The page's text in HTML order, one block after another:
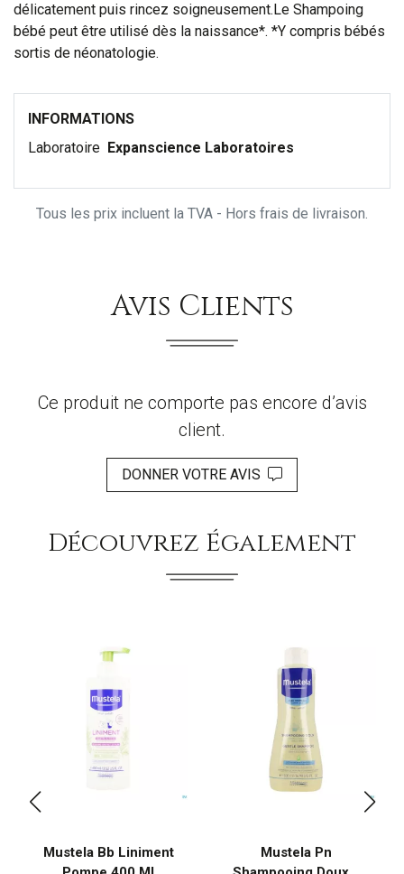
délicatement puis rincez soigneusement.Le Shampoing
bébé peut être utilisé dès la naissance*. *Y compris bébés
sortis de néonatologie.
INFORMATIONS
Laboratoire Expanscience Laboratoires
Tous les prix incluent la TVA - Hors frais de livraison.
Avis Clients
Ce produit ne comporte pas encore d’avis
client.
DONNER VOTRE AVIS
Découvrez Également
Mustela Bb Liniment
Mustela Pn